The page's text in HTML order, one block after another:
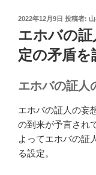
投
日:
2022年12月9日 投稿者:
エホバの
定の矛盾を
エホバの証人
エホバの証人の妄
の到来が予言され
よってエホバの証
る設定。